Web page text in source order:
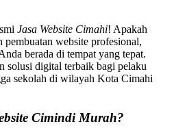
Jasa Website Cimahi! Apakah
pembuatan website profesional,
berada di tempat yang tepat.
solusi digital terbaik bagi pelaku
sekolah di wilayah Kota Cimahi
Cimindi Murah?